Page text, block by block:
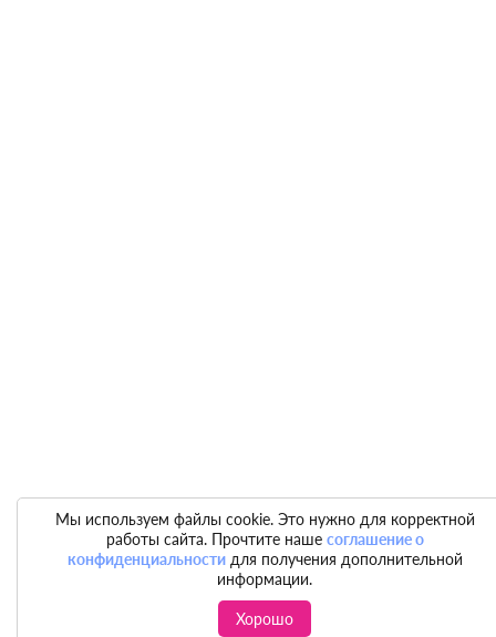
Мы используем файлы cookie. Это нужно для корректной
работы сайта. Прочтите наше соглашение о
конфиденциальностидля получения дополнительной
информации.
Хорошо